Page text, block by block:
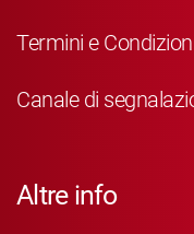
Termini e
Canale di
Altre info